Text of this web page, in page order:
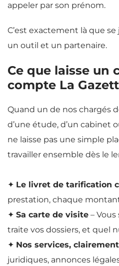
appeler par son prénom.
C’est exactement là que
un outil et un partenaire.
Ce que laisse un
compte La
Quand un de nos chargés
d’une étude, d’un cabinet
ne laisse pas une simple
travailler ensemble dès le
✦ Le livret de tarification
prestation, chaque
✦ Sa carte de visite –
traite vos dossiers, et quel
✦ Nos services,
juridiques, annonces